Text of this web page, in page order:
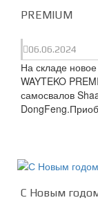
PREMIUM
06.06.2024
На складе
WAYTEKO
самосвалов
С Новым